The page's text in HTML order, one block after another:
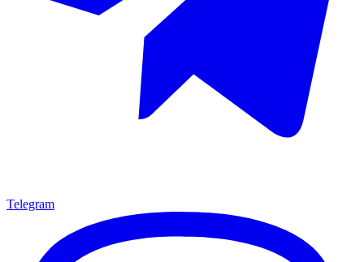
Telegram